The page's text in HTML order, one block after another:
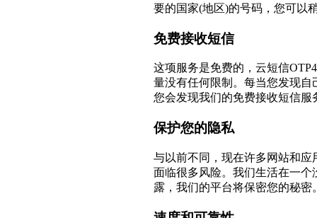
要的国家(地区)的号码，您可以
免费接收短信
这项服务是免费的，云短信
量没有任何限制。每当您发现
您会发现我们的免费接收短信
保护您的隐私
与以前不同，现在许多网站和
面临很多风险。我们生活在一个
露，我们的平台将保密您的秘